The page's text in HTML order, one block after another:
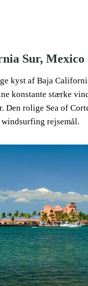
Sur, Mexico
kyst af Baja
konstante stærke
Den rolige Sea of
rejsemål.